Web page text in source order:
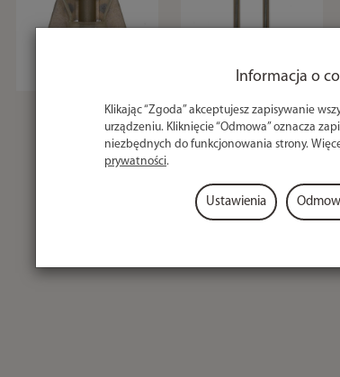
Podajnik Guru
Mini Method
Feeder 20g
Trzonki Guru X-
Safe Spare
Elastics - Large
Informacja o
Klikając “Zgoda” akceptujesz zapisywanie
urządzeniu. Kliknięcie “Odmowa” oznacza
niezbędnych do funkcjonowania strony.
prywatności.
Ustawienia